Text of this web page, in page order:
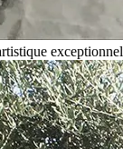
exceptionnel